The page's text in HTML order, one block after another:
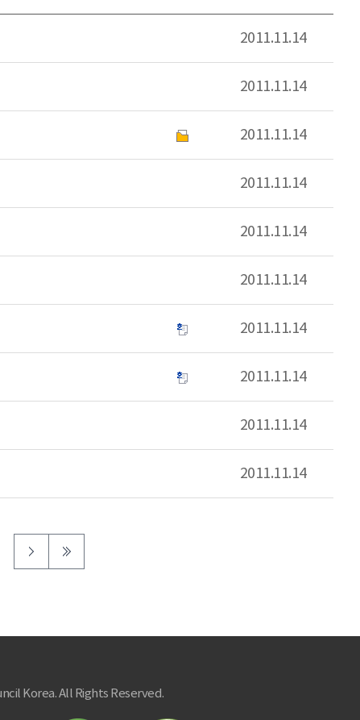
2011.11.14
2011.11.14
2011.11.14
2011.11.14
2011.11.14
2011.11.14
2011.11.14
2011.11.14
2011.11.14
2011.11.14
Korea. All Rights Reserved.